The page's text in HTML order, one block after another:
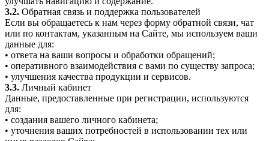
3.2. Обратная связь и поддержка пользователей
Если вы обращаетесь к нам через форму обратной связи, чат
или по контактам, указанным на Сайте, мы используем ваши
данные для:
• ответа на ваши вопросы и обработки обращений;
• оперативного взаимодействия с вами по существу запроса;
• улучшения качества продукции и сервисов.
3.3. Личный кабинет
Данные, предоставленные при регистрации, используются
для:
• создания вашего личного кабинета;
• уточнения ваших потребностей в использовании тех или